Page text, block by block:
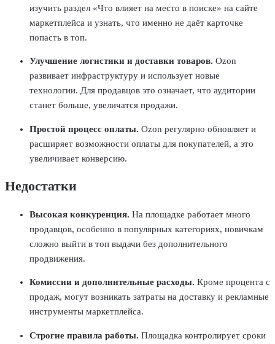
изучить раздел «Что влияет на место в поиске» на сайте
маркетплейса и узнать, что именно не даёт карточке
попасть в топ.
Улучшение логистики и доставки товаров. Ozon
развивает инфраструктуру и использует новые
технологии. Для продавцов это означает, что аудитории
станет больше, увеличатся продажи.
Простой процесс оплаты. Ozon регулярно обновляет и
расширяет возможности оплаты для покупателей, а это
увеличивает конверсию.
Недостатки
Высокая конкуренция. На площадке работает много
продавцов, особенно в популярных категориях, новичкам
сложно выйти в топ выдачи без дополнительного
продвижения.
Комиссии и дополнительные расходы. Кроме процента с
продаж, могут возникать затраты на доставку и рекламные
инструменты маркетплейса.
Строгие правила работы. Площадка контролирует сроки